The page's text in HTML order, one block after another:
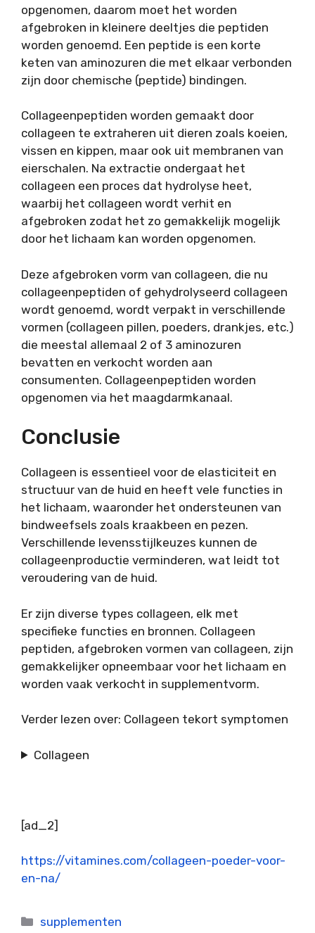
opgenomen, daarom moet het worden
afgebroken in kleinere deeltjes die peptiden
worden genoemd. Een peptide is een korte
keten van aminozuren die met elkaar verbonden
zijn door chemische (peptide) bindingen.
Collageenpeptiden worden gemaakt door
collageen te extraheren uit dieren zoals koeien,
vissen en kippen, maar ook uit membranen van
eierschalen. Na extractie ondergaat het
collageen een proces dat hydrolyse heet,
waarbij het collageen wordt verhit en
afgebroken zodat het zo gemakkelijk mogelijk
door het lichaam kan worden opgenomen.
Deze afgebroken vorm van collageen, die nu
collageenpeptiden of gehydrolyseerd collageen
wordt genoemd, wordt verpakt in verschillende
vormen (collageen pillen, poeders, drankjes, etc.)
die meestal allemaal 2 of 3 aminozuren
bevatten en verkocht worden aan
consumenten. Collageenpeptiden worden
opgenomen via het maagdarmkanaal.
Conclusie
Collageen is essentieel voor de elasticiteit en
structuur van de huid en heeft vele functies in
het lichaam, waaronder het ondersteunen van
bindweefsels zoals kraakbeen en pezen.
Verschillende levensstijlkeuzes kunnen de
collageenproductie verminderen, wat leidt tot
veroudering van de huid.
Er zijn diverse types collageen, elk met
specifieke functies en bronnen. Collageen
peptiden, afgebroken vormen van collageen, zijn
gemakkelijker opneembaar voor het lichaam en
worden vaak verkocht in supplementvorm.
Verder lezen over: Collageen tekort symptomen
Collageen
[ad_2]
https://vitamines.com/collageen-poeder-voor-
en-na/
Categorieën
supplementen